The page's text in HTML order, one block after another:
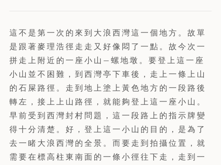
這不是第一次的來到大浪西灣這一個地方。故單
是跟著麥理浩徑走走又好像悶了一點。故今次一
拼走上附近的一座小山—螺地墩。要登上這一座
小山並不困難，到西灣亭下車後，走上一條上山
的石屎路徑。走到地上塗上黃色地方的一段路後
轉左，接上上山路徑，就能夠登上這一座小山。
早前受到西灣封村問題，這一段路上的指示牌變
得十分清楚。好，登上這一小山的目的，是為了
去一睹大浪西灣的全景。而要走到拍攝位置，就
需要在標高柱東南面的一條小徑往下走，走到一